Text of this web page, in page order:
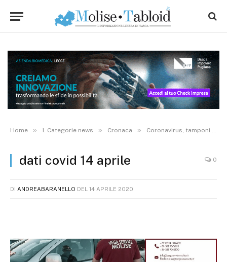
Home » 1. Categorie news » Cronaca » Coronavirus, tamponi “fermi”. Calano i ricoveri, salgono a 27 i dimessi in via di guarigione
dati covid 14 aprile 0
DI ANDREABARANELLO DEL 14 APRILE 2020